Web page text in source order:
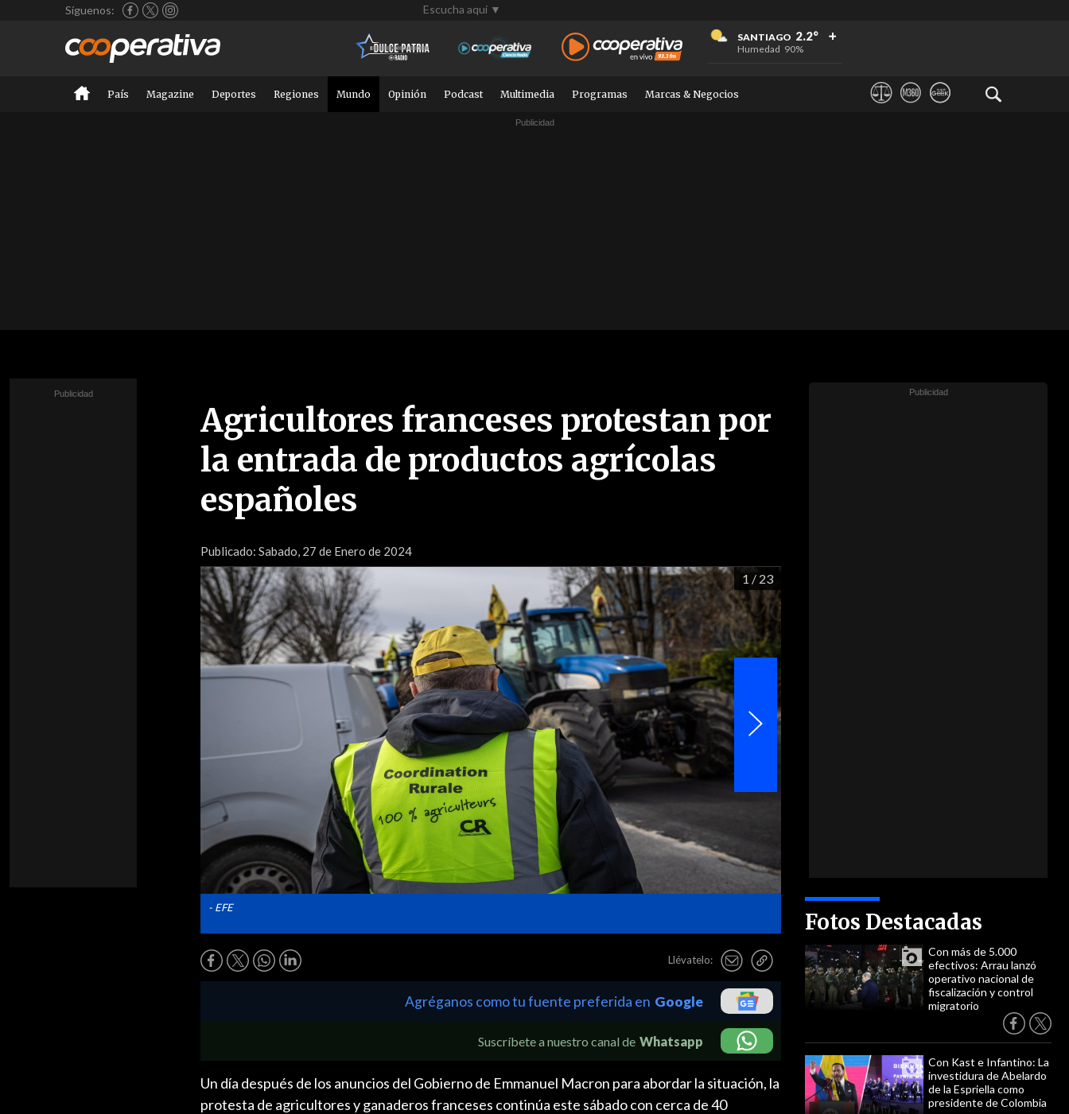
Síguenos: Escucha aquí ▼
SANTIAGO 2.2°
Humedad 90%
+
+
+
País Magazine Deportes Regiones Mundo Opinión Podcast Multimedia Programas Marcas & Negocios
Agricultores franceses protestan por
la entrada de productos agrícolas
españoles
Publicado: Sabado, 27 de Enero de 2024
1 / 23
- EFE
Llévatelo:
Fotos Destacadas
Con más de 5.000
efectivos: Arrau lanzó
operativo nacional de
fiscalización y control
migratorio
Con Kast e Infantino: La
investidura de Abelardo
de la Espriella como
presidente de Colombia
Agréganos como tu fuente preferida en Google
Suscríbete a nuestro canal de Whatsapp
Un día después de los anuncios del Gobierno de Emmanuel Macron para abordar la situación, la
protesta de agricultores y ganaderos franceses continúa este sábado con cerca de 40